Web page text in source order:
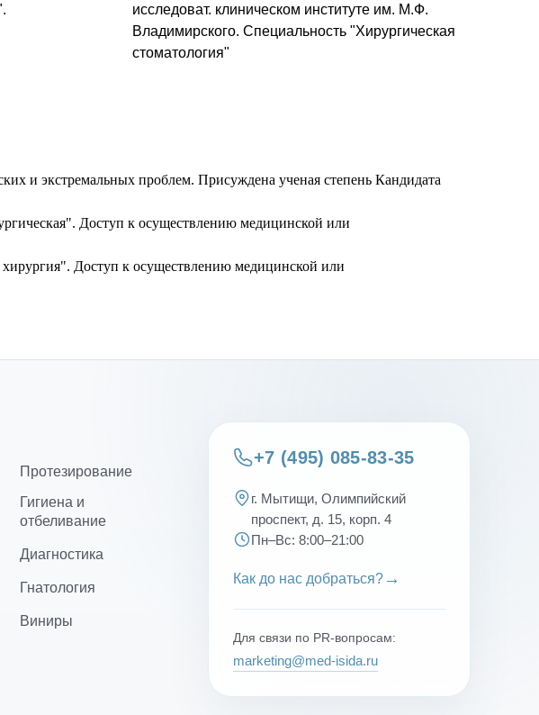
исследоват. клиническом институте им. М.Ф.
Владимирского. Специальность "Хирургическая
стоматология"
и экстремальных проблем. Присуждена ученая степень Кандидата
Доступ к осуществлению медицинской или
Доступ к осуществлению медицинской или
Протезирование
Гигиена и
отбеливание
Диагностика
Гнатология
Виниры
+7 (495) 085-83-35
г. Мытищи, Олимпийский
проспект, д. 15, корп. 4
Пн–Вс: 8:00–21:00
Как до нас добраться? →
Для связи по PR-вопросам:
marketing@med-isida.ru